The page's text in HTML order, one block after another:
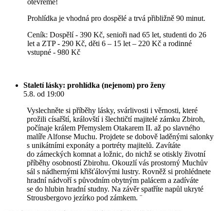
Prohlídka je vhodná pro dospělé a trvá přibližně 90 minut.
Ceník: Dospělí - 390 Kč, senioři nad 65 let, studenti do 26
let a ZTP - 290 Kč, děti 6 – 15 let – 220 Kč a rodinné
vstupné - 980 Kč
Staletí lásky: prohlídka (nejenom) pro ženy
5.8. od 19:00
Vyslechněte si příběhy lásky, svárlivosti i věrnosti, které
prožili císařští, královští i šlechtičtí majitelé zámku Zbiroh,
počínaje králem Přemyslem Otakarem II. až po slavného
malíře Alfonse Muchu. Projdete se dobově laděnými salonky
s unikátními exponáty a portréty majitelů. Zavítáte
do zámeckých komnat a ložnic, do nichž se otiskly životní
příběhy osobností Zbirohu. Okouzlí vás prostorný Muchův
sál s nádhernými křišťálovými lustry. Rovněž si prohlédnete
hradní nádvoří s původním obytným palácem a zadíváte
se do hlubin hradní studny. Na závěr spatříte napůl ukryté
Strousbergovo jezírko pod zámkem. ¨